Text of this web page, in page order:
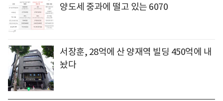
양도세 중과에 떨고 있는 6070
서장훈, 28억에 산 양재역 빌딩 450억에 내
놨다